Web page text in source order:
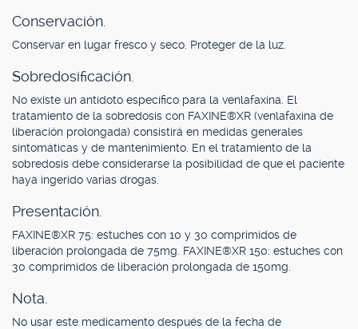
Conservación.
Conservar en lugar fresco y seco. Proteger de la luz.
Sobredosificación.
No existe un antídoto específico para la venlafaxina. El
tratamiento de la sobredosis con FAXINE®XR (venlafaxina de
liberación prolongada) consistirá en medidas generales
sintomáticas y de mantenimiento. En el tratamiento de la
sobredosis debe considerarse la posibilidad de que el paciente
haya ingerido varias drogas.
Presentación.
FAXINE®XR 75: estuches con 10 y 30 comprimidos de
liberación prolongada de 75mg. FAXINE®XR 150: estuches con
30 comprimidos de liberación prolongada de 150mg.
Nota.
No usar este medicamento después de la fecha de